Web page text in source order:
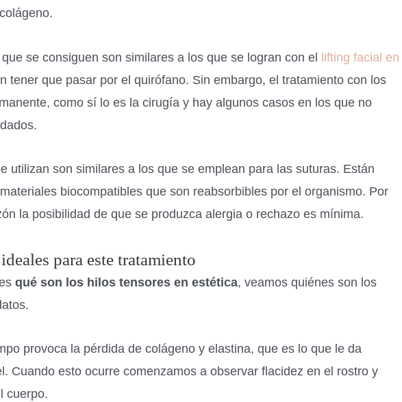
se consiguen son similares a los que se logran con el lifting facial en
tener que pasar por el quirófano. Sin embargo, el tratamiento con los
como sí lo es la cirugía y hay algunos casos en los que no
utilizan son similares a los que se emplean para las suturas. Están
biocompatibles que son reabsorbibles por el organismo. Por
la posibilidad de que se produzca alergia o rechazo es mínima.
para este tratamiento
qué son los hilos tensores en estética, veamos quiénes son los
provoca la pérdida de colágeno y elastina, que es lo que le da
Cuando esto ocurre comenzamos a observar flacidez en el rostro y
cuerpo.